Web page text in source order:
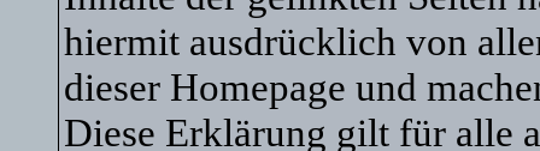
hiermit ausdrücklich von
dieser Homepage und
Diese Erklärung gilt für alle